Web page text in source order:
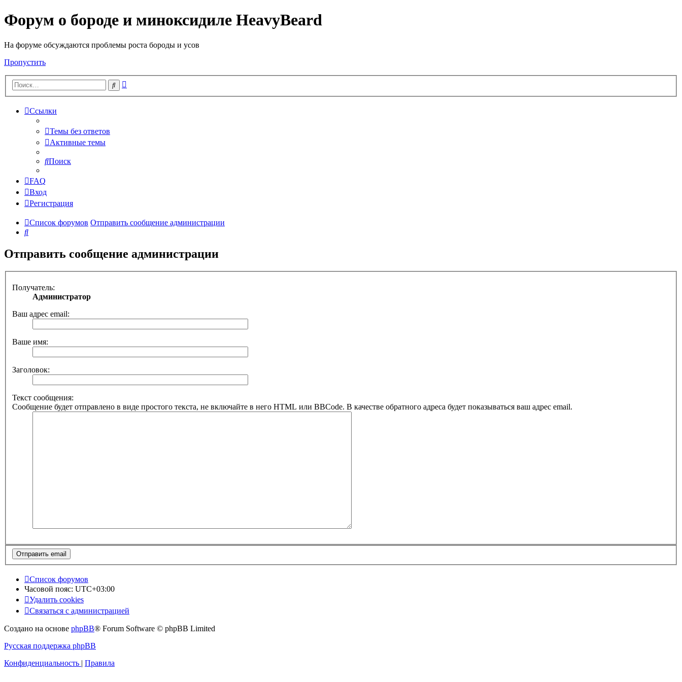
Форум о бороде и миноксидиле HeavyBeard
На форуме обсуждаются проблемы роста бороды и усов
Пропустить
Поиск
Ссылки
Темы без ответов
Активные темы
Поиск
FAQ
Вход
Регистрация
Список форумов Отправить сообщение администрации
Поиск
Отправить сообщение администрации
Получатель:
Администратор
Ваш адрес email:
Ваше имя:
Заголовок:
Текст сообщения:
Сообщение будет отправлено в виде простого текста, не включайте в него HTML или BBCode. В качестве обратного адреса будет показываться ваш адрес email.
Список форумов
Часовой пояс: UTC+03:00
Удалить cookies
Связаться с администрацией
Создано на основе phpBB® Forum Software © phpBB Limited
Русская поддержка phpBB
Конфиденциальность
Правила